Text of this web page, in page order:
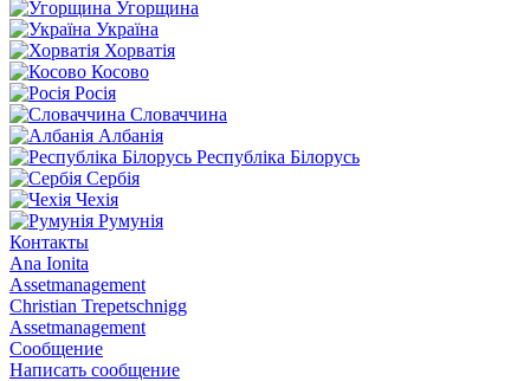
Угорщина
Україна
Хорватія
Косово
Росія
Словаччина
Албанія
Республіка Білорусь
Сербія
Чехія
Румунія
Контакты
Ana Ionita
Assetmanagement
Christian Trepetschnigg
Assetmanagement
Сообщение
Написать сообщение